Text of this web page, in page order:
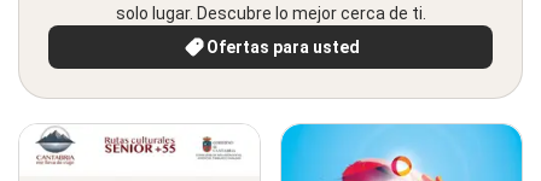
solo lugar. Descubre lo mejor cerca de ti.
Ofertas para usted